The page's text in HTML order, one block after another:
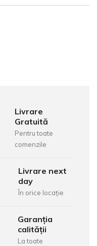
Livrare
Gratuită
Pentru toate
comenzile
Livrare next
day
În orice locație
Garanția
calității
La toate